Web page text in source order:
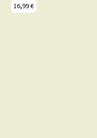
16,99€